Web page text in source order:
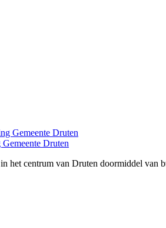
Druten
het centrum van Druten doormiddel van